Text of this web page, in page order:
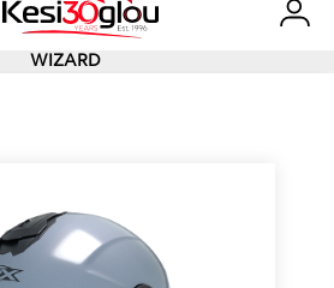
WIZARD